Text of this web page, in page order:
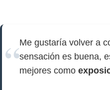
Me gustaría volver a
sensación es buena,
mejores como